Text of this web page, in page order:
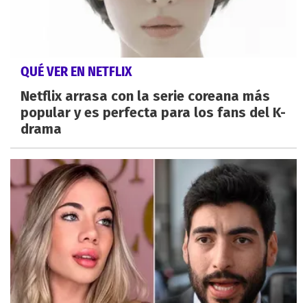
QUÉ VER EN NETFLIX
Netflix arrasa con la serie coreana más
popular y es perfecta para los fans del K-
drama